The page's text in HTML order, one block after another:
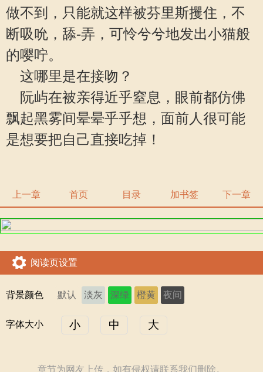
做不到，只能就这样被芬里斯攫住，不
断吸吮，舔-弄，可怜兮兮地发出小猫般
的嘤咛。
这哪里是在接吻？
阮屿在被亲得近乎窒息，眼前都仿佛
飘起黑雾间晕晕乎乎想，面前人很可能
是想要把自己直接吃掉！
上一章 首页 目录 加书签 下一章
阅读页设置
背景颜色 默认 淡灰 深绿 橙黄 夜间
字体大小 小 中 大
章节为网友上传，如有侵权请联系我们删除。